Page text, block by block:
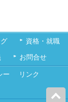
資格・就職
お問合せ
ー リンク